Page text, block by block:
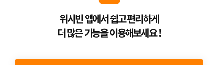
Venture Enterprise위시빈 앱에서 쉽고 편리하게
더 많은 기능을 이용해보세요 !